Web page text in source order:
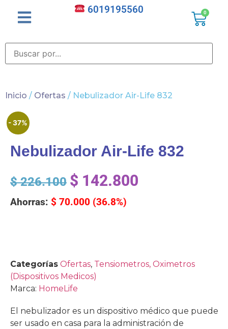
6019195560 0
Inicio / Ofertas / Nebulizador Air-Life 832
- 37%
Nebulizador Air-Life 832
$226.100 $ 142.800
Ahorras: $ 70.000 (36.8%)
Categorías Ofertas, Tensiometros, Oximetros
(Dispositivos Medicos)
Marca: HomeLife
El nebulizador es un dispositivo médico que puede
ser usado en casa para la administración de